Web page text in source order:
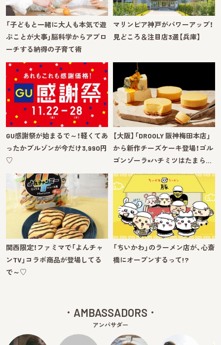
「子どもと一緒に大人も本気で遊
ぶことが大事」脳科学からアプロ
ーチする納得の子育て術
マリンピア神戸がパワーアップ！
見どころ＆注目店3選【兵庫】
GU感謝祭が始まるで～！軽くてあ
ったかブルゾンが今だけ3,990円
♡
【大阪】「DROOLY 阪神梅田本店」
から新作チーズケーキ登場！ゴル
ゴンゾーラ×ハチミツはたまら…
関西限定！ファミマで「よんチャ
ンTV」コラボ商品が登場してる
で～♡
「ちいかわ」のラーメン店が、心斎
橋にオープンするって!?
AMBASSADORS
アンバサダー